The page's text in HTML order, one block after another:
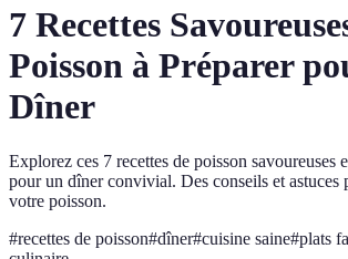
7 Recettes
Poisson à Préparer
Dîner
Explorez ces 7 recettes de poisson savoureuses
pour un dîner convivial. Des conseils et astuces
votre poisson.
#recettes de poisson#dîner#cuisine saine#plats